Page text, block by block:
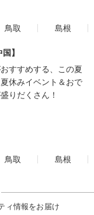
鳥取 島根
】
すすめする、この夏
休みイベント＆おで
りだくさん！
鳥取 島根
ィ情報をお届け